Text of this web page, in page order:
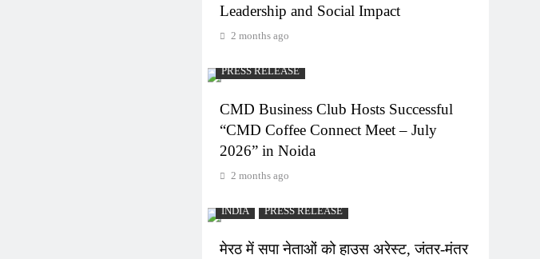
Leadership and Social Impact
2 months ago
PRESS RELEASE
CMD Business Club Hosts Successful
“CMD Coffee Connect Meet – July
2026” in Noida
2 months ago
INDIA PRESS RELEASE
मेरठ में सपा नेताओं को हाउस अरेस्ट, जंतर-मंतर